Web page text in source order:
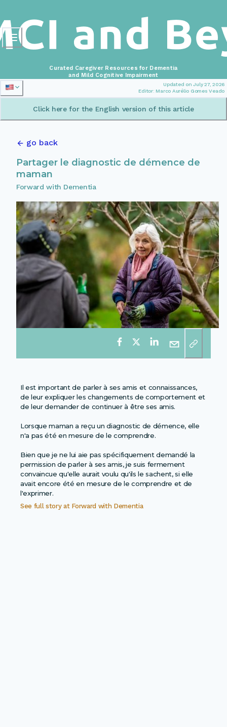
Updated on July 27, 2026
Editor: Marco Aurélio Gomes Veado
Curated Caregiver Resources for Dementia
and Mild Cognitive Impairment
Click here for the English version of this article
go back
Partager le diagnostic de démence de
maman
Forward with Dementia
Il est important de parler à ses amis et connaissances,
de leur expliquer les changements de comportement et
de leur demander de continuer à être ses amis.
Lorsque maman a reçu un diagnostic de démence, elle
n'a pas été en mesure de le comprendre.
Bien que je ne lui aie pas spécifiquement demandé la
permission de parler à ses amis, je suis fermement
convaincue qu'elle aurait voulu qu'ils le sachent, si elle
avait encore été en mesure de le comprendre et de
l'exprimer.
See full story atForward with Dementia